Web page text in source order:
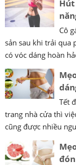
Cô
sản sau khi trải qua
có vóc dáng hoàn
Tết
trang nhà cửa thì
cũng được nhiều